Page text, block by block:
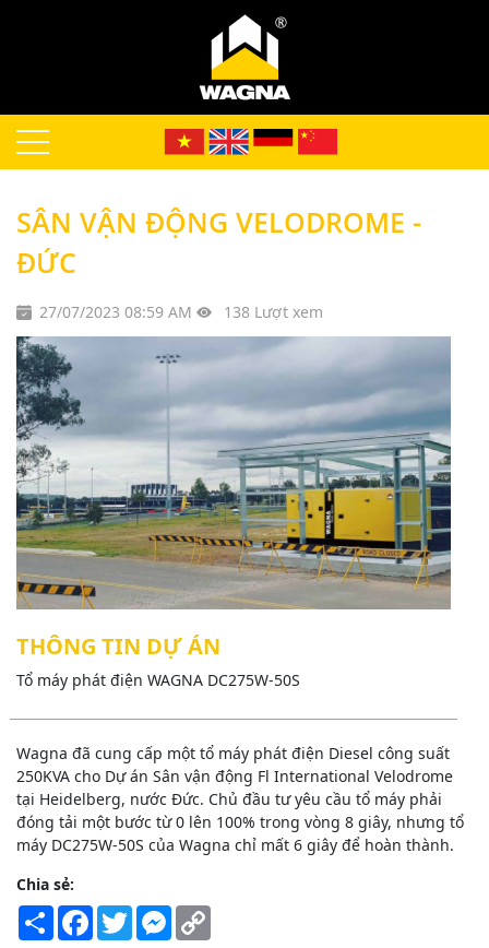
SÂN VẬN ĐỘNG VELODROME -
ĐỨC
27/07/2023 08:59 AM 138 Lượt xem
THÔNG TIN DỰ ÁN
Tổ máy phát điện WAGNA DC275W-50S
Wagna đã cung cấp một tổ máy phát điện Diesel công suất
250KVA cho Dự án Sân vận động Fl International Velodrome
tại Heidelberg, nước Đức. Chủ đầu tư yêu cầu tổ máy phải
đóng tải một bước từ 0 lên 100% trong vòng 8 giây, nhưng tổ
máy DC275W-50S của Wagna chỉ mất 6 giây để hoàn thành.
Chia sẻ:
Share Facebook
TwitterMessenger